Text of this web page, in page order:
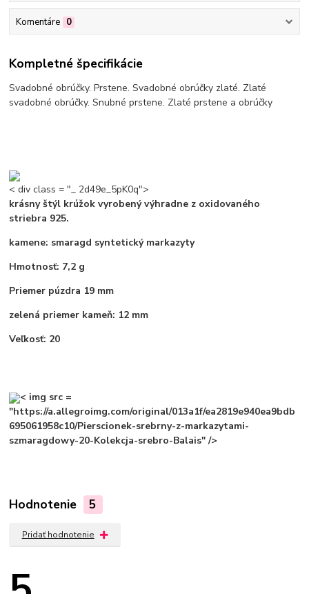
Komentáre 0
Kompletné špecifikácie
Svadobné obrúčky. Prstene. Svadobné obrúčky zlaté. Zlaté
svadobné obrúčky. Snubné prstene. Zlaté prstene a obrúčky
< div class = "_ 2d49e_5pK0q">
krásny štýl krúžok vyrobený výhradne z oxidovaného
striebra 925.
kamene: smaragd syntetický markazyty
Hmotnosť: 7,2 g
Priemer púzdra 19 mm
zelená priemer kameň: 12 mm
Veľkosť: 20
< img src =
"https://a.allegroimg.com/original/013a1f/ea2819e940ea9bdb
695061958c10/Pierscionek-srebrny-z-markazytami-
szmaragdowy-20-Kolekcja-srebro-Balais" />
Hodnotenie 5
Pridať hodnotenie